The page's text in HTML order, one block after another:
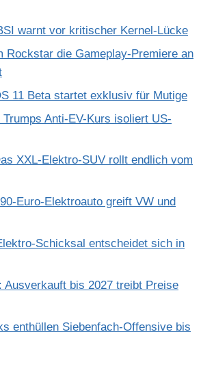
warnt vor kritischer Kernel-Lücke
Rockstar die Gameplay-Premiere an
11 Beta startet exklusiv für Mutige
Anti-EV-Kurs isoliert US-
XXL-Elektro-SUV rollt endlich vom
Euro-Elektroauto greift VW und
Schicksal entscheidet sich in
Ausverkauft bis 2027 treibt Preise
enthüllen Siebenfach-Offensive bis